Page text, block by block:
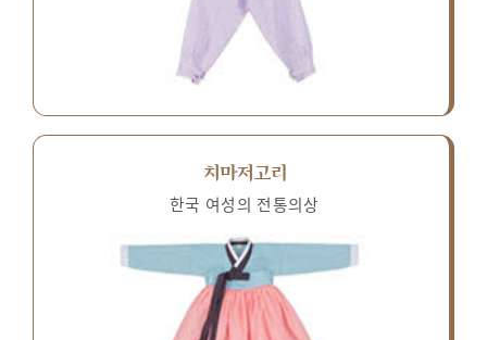
치마저고리
한국 여성의 전통의상